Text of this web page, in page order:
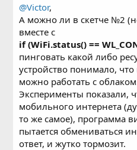
@Victor,
А можно ли в скетче №2
вместе с
if (WiFi.status() ==
пинговать какой либо
устройство понимало,
можно работать с
Эксперименты показали,
мобильного интернета
то же самое), программа
пытается обмениваться
ответ, и жутко тормозит.